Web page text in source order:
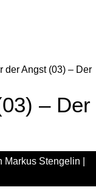
der Angst (03) – Der
– Der
Markus Stengelin